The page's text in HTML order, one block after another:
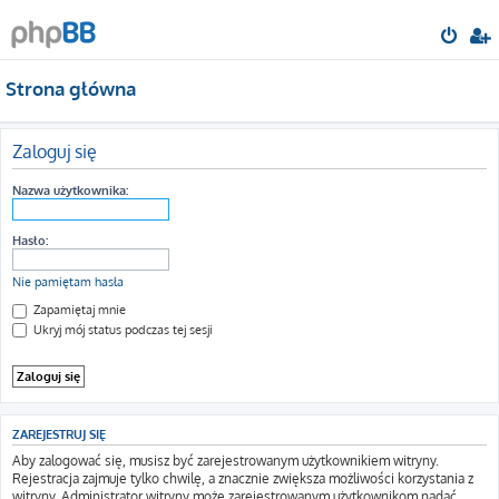
Strona główna
Zaloguj się
Nazwa użytkownika:
Hasło:
Nie pamiętam hasła
Zapamiętaj mnie
Ukryj mój status podczas tej sesji
ZAREJESTRUJ SIĘ
Aby zalogować się, musisz być zarejestrowanym użytkownikiem witryny.
Rejestracja zajmuje tylko chwilę, a znacznie zwiększa możliwości korzystania z
witryny. Administrator witryny może zarejestrowanym użytkownikom nadać